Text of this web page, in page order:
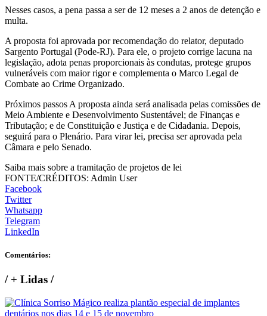
Nesses casos, a pena passa a ser de 12 meses a 2 anos de detenção e
multa.
A proposta foi aprovada por recomendação do relator, deputado
Sargento Portugal (Pode-RJ). Para ele, o projeto corrige lacuna na
legislação, adota penas proporcionais às condutas, protege grupos
vulneráveis com maior rigor e complementa o Marco Legal de
Combate ao Crime Organizado.
Próximos passos A proposta ainda será analisada pelas comissões de
Meio Ambiente e Desenvolvimento Sustentável; de Finanças e
Tributação; e de Constituição e Justiça e de Cidadania. Depois,
seguirá para o Plenário. Para virar lei, precisa ser aprovada pela
Câmara e pelo Senado.
Saiba mais sobre a tramitação de projetos de lei
FONTE/CRÉDITOS: Admin User
Facebook
Twitter
Whatsapp
Telegram
LinkedIn
Comentários:
/+ Lidas /